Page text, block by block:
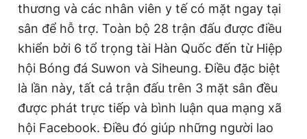
thương và các nhân viên y tế có mặt ngay tại
sân để hỗ trợ. Toàn bộ 28 trận đấu được điều
khiển bởi 6 tổ trọng tài Hàn Quốc đến từ Hiệp
hội Bóng đá Suwon và Siheung. Điều đặc biệt
là lần này, tất cả trận đấu trên 3 mặt sân đều
được phát trực tiếp và bình luận qua mạng xã
hội Facebook. Điều đó giúp những người lao